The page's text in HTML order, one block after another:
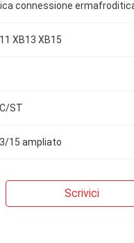
XB13 XB15
ST
15 ampliato
Scrivici